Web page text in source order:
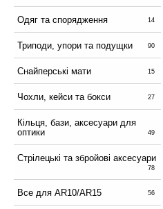
Одяг та спорядження 14
Триподи, упори та подущки 90
Снайперські мати 15
Чохли, кейси та бокси 27
Кільця, бази, аксесуари для
оптики
49
Стрілецькі та збройові аксесуари
78
Все для AR10/AR15 56